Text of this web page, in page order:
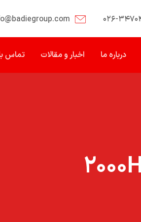
درباره ما اخبار و مقالات تماس